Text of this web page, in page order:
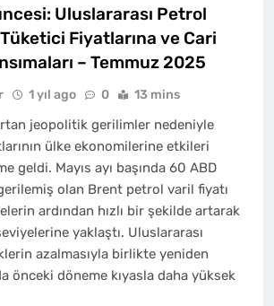
Uluslararası Petrol
Fiyatlarına ve Cari
– Temmuz 2025
1 yıl ago 0 13 mins
jeopolitik gerilimler nedeniyle
ülke ekonomilerine etkileri
geldi. Mayıs ayı başında 60 ABD
olan Brent petrol varil fiyatı
ardından hızlı bir şekilde artarak
yaklaştı. Uluslararası
azalmasıyla birlikte yeniden
önceki döneme kıyasla daha yüksek